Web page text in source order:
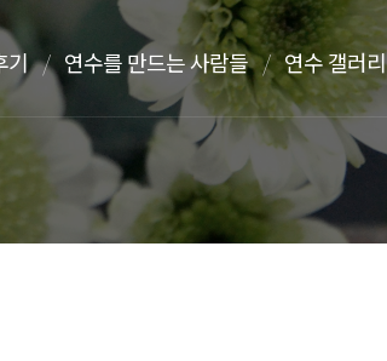
기 연수를 만드는 사람들 연수 갤러리